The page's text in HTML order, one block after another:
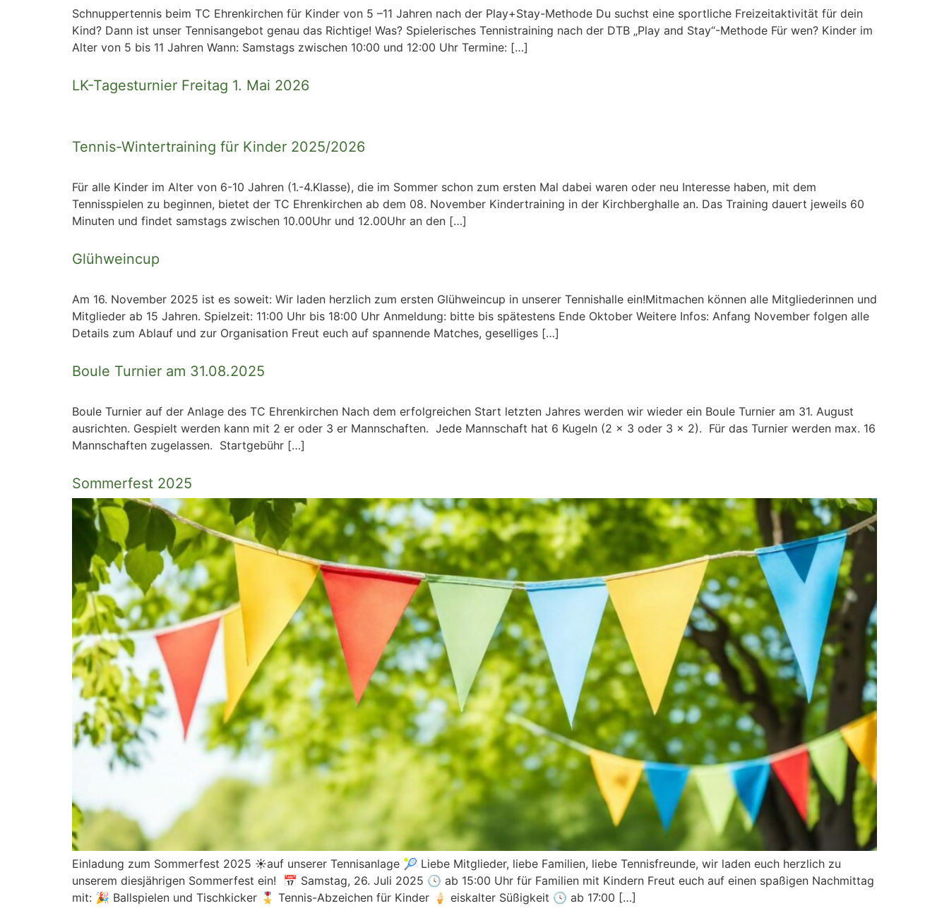
Schnuppertennis beim TC Ehrenkirchen für Kinder von 5 –11 Jahren nach der Play+Stay-Methode Du suchst eine sportliche Freizeitaktivität für dein
Kind? Dann ist unser Tennisangebot genau das Richtige! Was? Spielerisches Tennistraining nach der DTB „Play and Stay“-Methode Für wen? Kinder im
Alter von 5 bis 11 Jahren Wann: Samstags zwischen 10:00 und 12:00 Uhr Termine: […]
LK-Tagesturnier Freitag 1. Mai 2026
Tennis-Wintertraining für Kinder​ 2025/2026
Für alle Kinder im Alter von 6-10 Jahren (1.-4.Klasse), die im Sommer schon zum ersten Mal dabei waren oder neu Interesse haben, mit dem
Tennisspielen zu beginnen, bietet der TC Ehrenkirchen ab dem 08. November Kindertraining in der Kirchberghalle an. Das Training dauert jeweils 60
Minuten und findet samstags zwischen 10.00Uhr und 12.00Uhr an den […]
Glühweincup
Am 16. November 2025 ist es soweit: Wir laden herzlich zum ersten Glühweincup in unserer Tennishalle ein!Mitmachen können alle Mitgliederinnen und
Mitglieder ab 15 Jahren. Spielzeit: 11:00 Uhr bis 18:00 Uhr Anmeldung: bitte bis spätestens Ende Oktober Weitere Infos: Anfang November folgen alle
Details zum Ablauf und zur Organisation Freut euch auf spannende Matches, geselliges […]
Boule Turnier am 31.08.2025
Boule Turnier auf der Anlage des TC Ehrenkirchen Nach dem erfolgreichen Start letzten Jahres werden wir wieder ein Boule Turnier am 31. August
ausrichten. Gespielt werden kann mit 2 er oder 3 er Mannschaften. Jede Mannschaft hat 6 Kugeln (2 x 3 oder 3 x 2). Für das Turnier werden max. 16
Mannschaften zugelassen. Startgebühr […]
Sommerfest 2025
Einladung zum Sommerfest 2025 ☀️auf unserer Tennisanlage 🎾 Liebe Mitglieder, liebe Familien, liebe Tennisfreunde, wir laden euch herzlich zu
unserem diesjährigen Sommerfest ein! 📅 Samstag, 26. Juli 2025 🕓 ab 15:00 Uhr für Familien mit Kindern Freut euch auf einen spaßigen Nachmittag
mit: 🎉 Ballspielen und Tischkicker 🎖️ Tennis-Abzeichen für Kinder 🍦 eiskalter Süßigkeit 🕓 ab 17:00 […]